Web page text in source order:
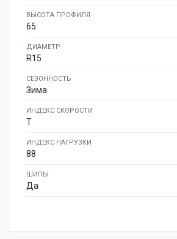
ВЫСОТА ПРОФИЛЯ
65
ДИАМЕТР
R15
СЕЗОННОСТЬ
Зима
ИНДЕКС СКОРОСТИ
T
ИНДЕКС НАГРУЗКИ
88
ШИПЫ
Да